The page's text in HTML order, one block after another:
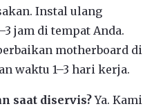
Instal ulang
jam di tempat Anda.
motherboard di
waktu 1–3 hari kerja.
saat diservis?Ya. Kami